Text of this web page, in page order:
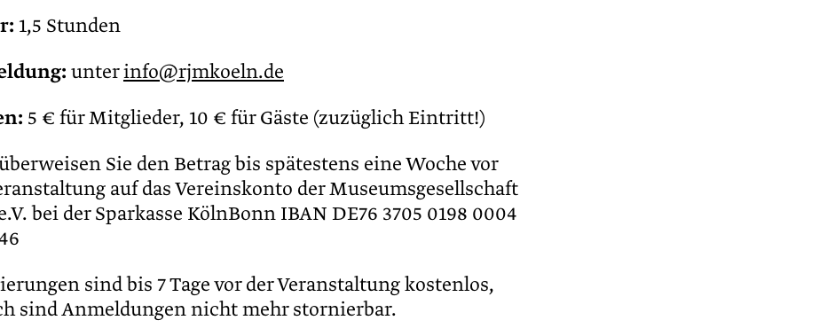
1,5 Stunden
unterinfo@rjmkoeln.de
5 € für Mitglieder, 10 € für Gäste (zuzüglich Eintritt!)
Sie den Betrag bis spätestens eine Woche vor
auf das Vereinskonto der Museumsgesellschaft
bei der Sparkasse KölnBonn IBAN DE76 3705 0198 0004
sind bis 7 Tage vor der Veranstaltung kostenlos,
sind Anmeldungen nicht mehr stornierbar.